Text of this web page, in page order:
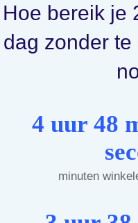
Hoe bereik je
dag zonder
4 uur 48
minuten